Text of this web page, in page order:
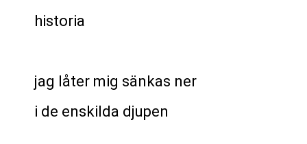
historia
jag låter mig sänkas ner
i de enskilda djupen